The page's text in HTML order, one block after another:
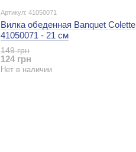
Артикул: 41050071
Вилка обеденная Banquet Colette
41050071 - 21 см
149 грн
124 грн
Нет в наличии